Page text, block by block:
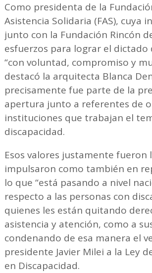
Como presidenta de la
Asistencia Solidaria (FAS), cuya
junto con la Fundación Rincón
esfuerzos para lograr el dictado
“con voluntad, compromiso y
destacó la arquitecta Blanca
precisamente fue parte de la
apertura junto a referentes de
instituciones que trabajan el
discapacidad.
Esos valores justamente fueron
impulsaron como también en
lo que “está pasando a nivel
respecto a las personas con
quienes les están quitando
asistencia y atención, como a
condenando de esa manera el
presidente Javier Milei a la Ley
en Discapacidad.